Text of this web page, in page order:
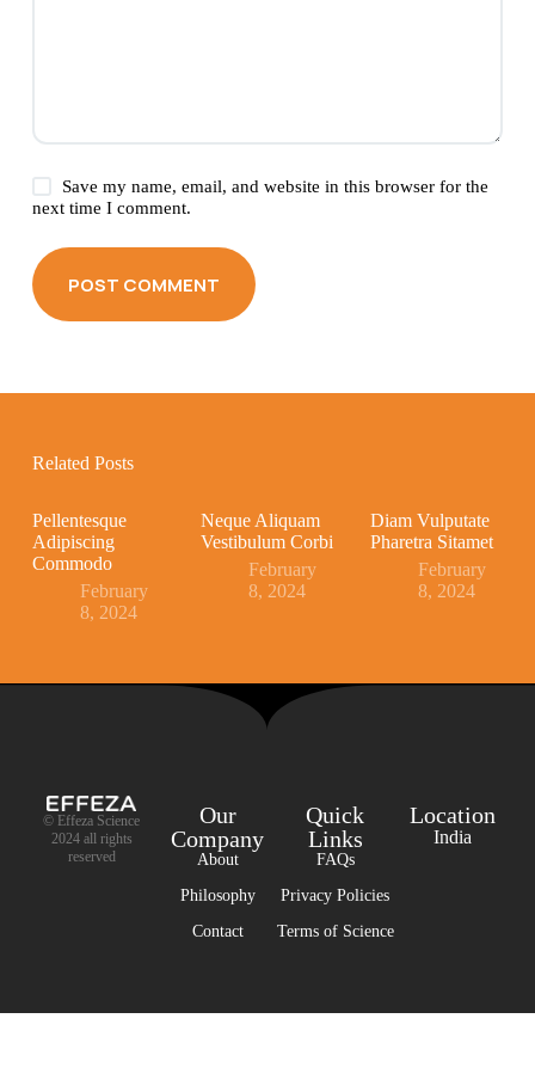
Save my name, email, and website in this browser for the
next time I comment.
POST COMMENT
Related Posts
Pellentesque
Adipiscing
Commodo
February
8, 2024
Neque Aliquam
Vestibulum Corbi
February
8, 2024
Diam Vulputate
Pharetra Sitamet
February
8, 2024
© Effeza Science
2024 all rights
reserved
Our
Company
About
Philosophy
Contact
Quick
Links
FAQs
Privacy Policies
Terms of Science
Location
India